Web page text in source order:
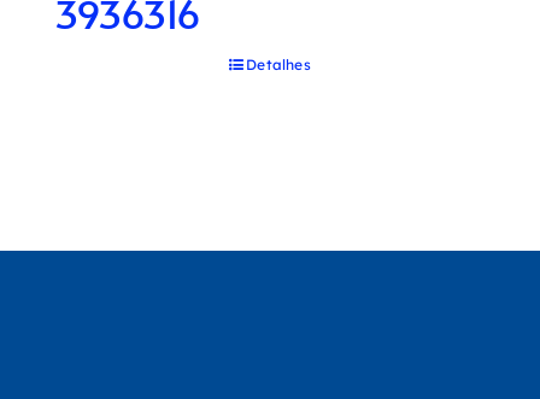
3936316
Detalhes